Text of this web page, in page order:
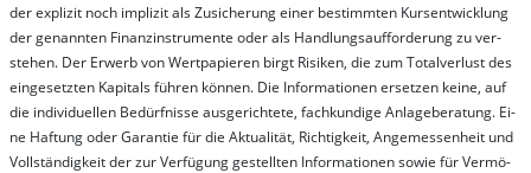
der ex­pli­zit noch im­pli­zit als Zu­sich­er­ung ei­ner be­stim­mt­en Kurs­ent­wick­lung
der ge­nan­nt­en Fi­nanz­in­stru­men­te oder als Handl­ungs­auf­for­der­ung zu ver­
steh­en. Der Er­werb von Wert­pa­pier­en birgt Ri­si­ken, die zum To­tal­ver­lust des
ein­ge­setz­ten Ka­pi­tals füh­ren kön­nen. Die In­for­ma­tion­en er­setz­en kei­ne, auf
die in­di­vi­du­el­len Be­dür­fnis­se aus­ge­rich­te­te, fach­kun­di­ge An­la­ge­be­ra­tung. Ei­
ne Haf­tung oder Ga­ran­tie für die Ak­tu­ali­tät, Rich­tig­keit, An­ge­mes­sen­heit und
Vol­lständ­ig­keit der zur Ver­fü­gung ge­stel­lt­en In­for­ma­tion­en so­wie für Ver­mö­